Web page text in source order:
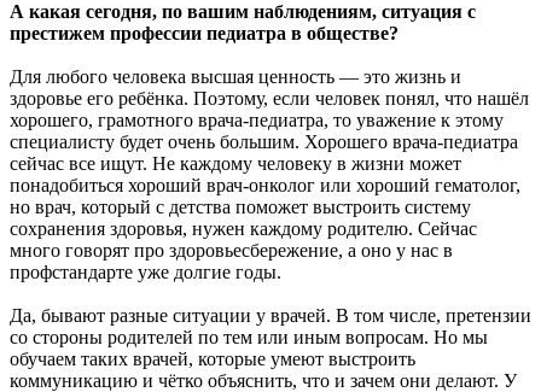
А какая сегодня, по вашим наблюдениям, ситуация с
престижем профессии педиатра в обществе?
Для любого человека высшая ценность — это жизнь и
здоровье его ребёнка. Поэтому, если человек понял, что нашёл
хорошего, грамотного врача-педиатра, то уважение к этому
специалисту будет очень большим. Хорошего врача-педиатра
сейчас все ищут. Не каждому человеку в жизни может
понадобиться хороший врач-онколог или хороший гематолог,
но врач, который с детства поможет выстроить систему
сохранения здоровья, нужен каждому родителю. Сейчас
много говорят про здоровьесбережение, а оно у нас в
профстандарте уже долгие годы.
Да, бывают разные ситуации у врачей. В том числе, претензии
со стороны родителей по тем или иным вопросам. Но мы
обучаем таких врачей, которые умеют выстроить
коммуникацию и чётко объяснить, что и зачем они делают. У